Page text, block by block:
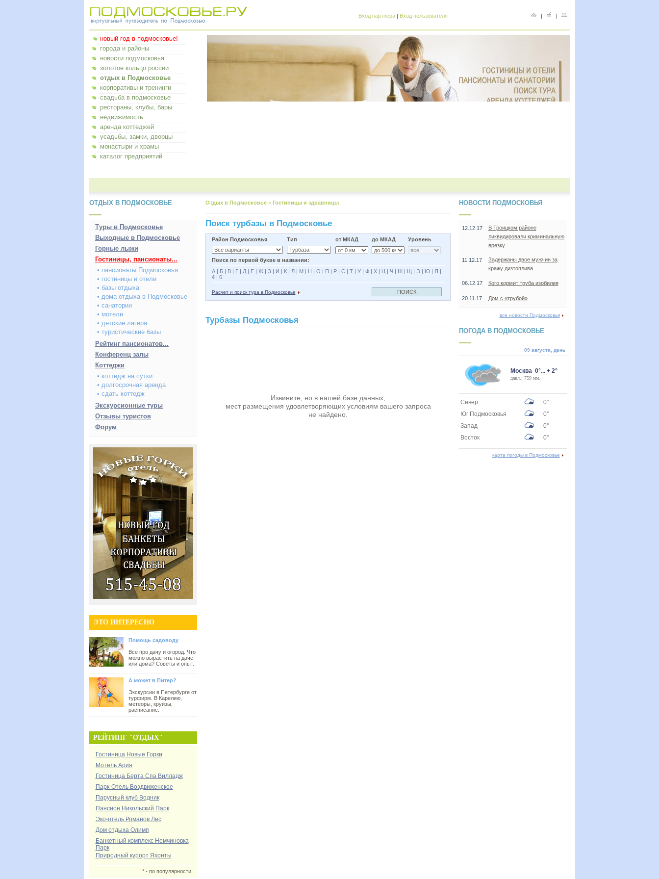
Вход партнера | Вход пользователя | |
новый год в подмосковье!
города и районы
новости подмосковья
золотое кольцо россии
отдых в Подмосковье
корпоративы и тренинги
свадьба в подмосковье
рестораны, клубы, бары
недвижимость
аренда коттеджей
усадьбы, замки, дворцы
монастыри и храмы
каталог предприятий
ОТДЫХ В ПОДМОСКОВЬЕ
Туры в Подмосковье
Выходные в Подмосковье
Горные лыжи
Гостиницы, пансионаты...
• пансионаты Подмосковья
• гостиницы и отели
• базы отдыха
• дома отдыха в Подмосковье
• санатории
• мотели
• детские лагеря
• туристические базы
Рейтинг пансионатов...
Конференц залы
Коттеджи
• коттедж на сутки
• долгосрочная аренда
• сдать коттедж
Экскурсионные туры
Отзывы туристов
Форум
ЭТО ИНТЕРЕСНО
Помощь садоводу
Все про дачу и огород. Что
можно вырастить на даче
или дома? Советы и опыт.
А может в Питер?
Экскурсии в Петербурге от
турфирм. В Карелию,
метеоры, круизы,
расписание.
РЕЙТИНГ "ОТДЫХ"
Гостиница Новые Горки
Мотель Ария
Гостиница Берта Спа Вилладж
Парк-Отель Воздвиженское
Парусный клуб Водник
Пансион Никольский Парк
Эко-отель Романов Лес
Дом отдыха Олимп
Банкетный комплекс Немчиновка
Парк
Природный курорт Яхонты
*- по популярности
Отдых в Подмосковье > Гостиницы и здравницы
Поиск турбазы в Подмосковье
Район Подмосковья Тип от МКАД до МКАД Уровень
Поиск по первой букве в названии:
А| Б| В| Г| Д| Е| Ж| З | И | К| Л| М| Н | О | П | Р| С| Т| У| Ф| Х| Ц | Ч| Ш | Щ | Э| Ю| Я |
4| 6
Расчет и поиск тура в Подмосковье
Турбазы Подмосковья
Извините, но в нашей базе данных,
мест размещения удовлетворяющих условиям вашего запроса
не найдено.
НОВОСТИ ПОДМОСКОВЬЯ
12.12.17
В Троицком районе
ликвидировали криминальную
врезку
11.12.17
Задержаны двое мужчин за
кражу дизтоплива
06.12.17 Кого кормит труба изобилия
20.11.17 Дом с «трубой»
все новости Подмосковья
ПОГОДА В ПОДМОСКОВЬЕ
09 августа, день
Москва 0°... + 2°
давл.: 759 мм.
Север
0°
Юг Подмосковья
0°
Запад
0°
Восток
0°
карта погоды в Подмосковье